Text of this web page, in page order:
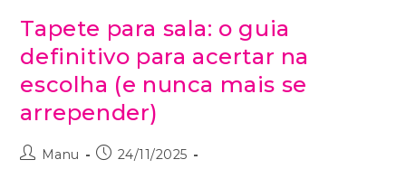
Tapete para sala: o guia
definitivo para acertar na
escolha (e nunca mais se
arrepender)
Manu
24/11/2025